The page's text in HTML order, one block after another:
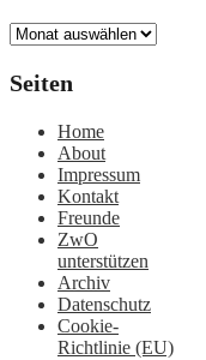
Archiv
Seiten
Home
About
Impressum
Kontakt
Freunde
ZwO
unterstützen
Archiv
Datenschutz
Cookie-
Richtlinie (EU)